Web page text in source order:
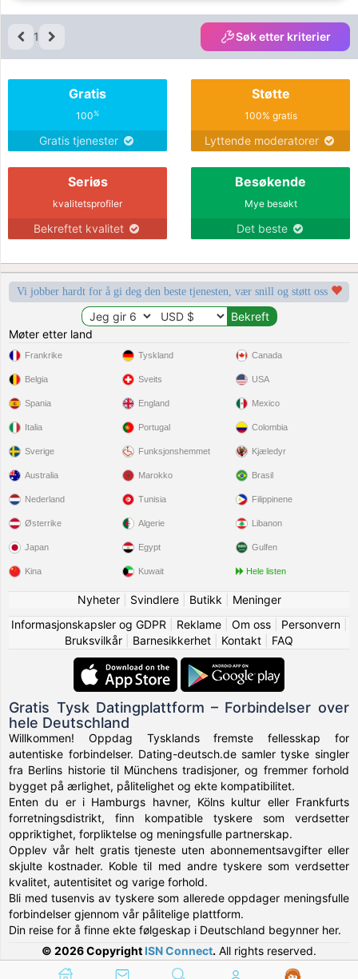
1 Søk etter kriterier
Gratis
100%
Gratis tjenester
Støtte
100% gratis
Lyttende moderatorer
Seriøs
kvalitetsprofiler
Bekreftet kvalitet
Besøkende
Mye besøkt
Det beste
Vi jobber hardt for å gi deg den beste tjenesten, vær snill og støtt oss
Møter etter land
Frankrike
Belgia
Spania
Italia
Sverige
Tyskland
Sveits
England
Portugal
Funksjonshemmet
Canada
USA
Mexico
Colombia
Kjæledyr
Australia
Nederland
Østerrike
Japan
Kina
Marokko
Tunisia
Algerie
Egypt
Kuwait
Brasil
Filippinene
Libanon
Gulfen
Hele listen
Nyheter| Svindlere| Butikk
Meninger
Informasjonskapsler og GDPR
Reklame| Om oss| Personvern|
Bruksvilkår
Barnesikkerhet Kontakt FAQ
Gratis Tysk Datingplattform – Forbindelser over
hele Deutschland
Willkommen! Oppdag Tysklands fremste fellesskap for
autentiske forbindelser. Dating-deutsch.de samler tyske singler
fra Berlins historie til Münchens tradisjoner, og fremmer forhold
bygget på ærlighet, pålitelighet og ekte kompatibilitet.
Enten du er i Hamburgs havner, Kölns kultur eller Frankfurts
forretningsdistrikt, finn kompatible tyskere som verdsetter
oppriktighet, forpliktelse og meningsfulle partnerskap.
Opplev vår helt gratis tjeneste uten abonnementsavgifter eller
skjulte kostnader. Koble til med andre tyskere som verdsetter
kvalitet, autentisitet og varige forhold.
Bli med tusenvis av tyskere som allerede oppdager meningsfulle
forbindelser gjennom vår pålitelige plattform.
Din reise for å finne ekte følgeskap i Deutschland begynner her.
© 2026 Copyright ISN Connect. All rights reserved.